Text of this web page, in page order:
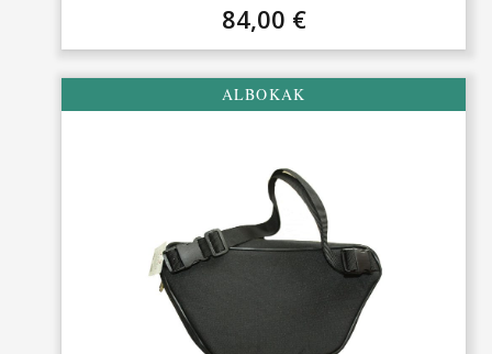
84,00 €
ALBOKAK